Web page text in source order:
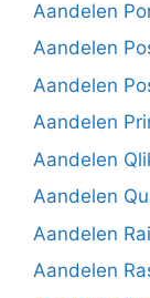
Aandelen
Aandelen
Aandelen
Aandelen
Aandelen
Aandelen
Aandelen
Aandelen